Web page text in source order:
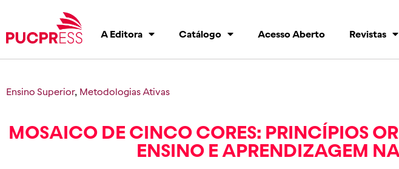
A Editora Catálogo Acesso Aberto Revistas
Ensino Superior, Metodologias Ativas
MOSAICO DE CINCO CORES: PRINCÍPIOS
ENSINO E APRENDIZAGEM